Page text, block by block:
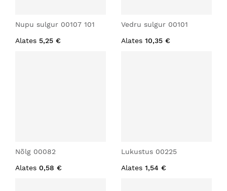
Nupu sulgur 00107 101
Alates 5,25 €
Vedru sulgur 00101
Alates 10,35 €
Nõlg 00082
Alates 0,58 €
Lukustus 00225
Alates 1,54 €